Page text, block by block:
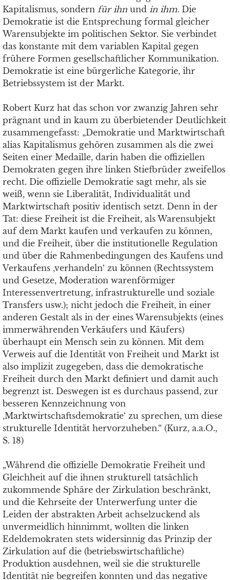
Kapitalismus, sondern für ihn und in ihm. Die
Demokratie ist die Entsprechung formal gleicher
Warensubjekte im politischen Sektor. Sie verbindet
das konstante mit dem variablen Kapital gegen
frühere Formen gesellschaftlicher Kommunikation.
Demokratie ist eine bürgerliche Kategorie, ihr
Betriebssystem ist der Markt.
Robert Kurz hat das schon vor zwanzig Jahren sehr
prägnant und in kaum zu überbietender Deutlichkeit
zusammengefasst: „Demokratie und Marktwirtschaft
alias Kapitalismus gehören zusammen als die zwei
Seiten einer Medaille, darin haben die offiziellen
Demokraten gegen ihre linken Stiefbrüder zweifellos
recht. Die offizielle Demokratie sagt mehr, als sie
weiß, wenn sie Liberalität, Individualität und
Marktwirtschaft positiv identisch setzt. Denn in der
Tat: diese Freiheit ist die Freiheit, als Warensubjekt
auf dem Markt kaufen und verkaufen zu können,
und die Freiheit, über die institutionelle Regulation
und über die Rahmenbedingungen des Kaufens und
Verkaufens ‚verhandeln‘ zu können (Rechtssystem
und Gesetze, Moderation warenförmiger
Interessenvertretung, infrastrukturelle und soziale
Transfers usw.); nicht jedoch die Freiheit, in einer
anderen Gestalt als in der eines Warensubjekts (eines
immerwährenden Verkäufers und Käufers)
überhaupt ein Mensch sein zu können. Mit dem
Verweis auf die Identität von Freiheit und Markt ist
also implizit zugegeben, dass die demokratische
Freiheit durch den Markt definiert und damit auch
begrenzt ist. Deswegen ist es durchaus passend, zur
besseren Kennzeichnung von
‚Marktwirtschaftsdemokratie‘ zu sprechen, um diese
strukturelle Identität hervorzuheben.“ (Kurz, a.a.O.,
S. 18)
„Während die offizielle Demokratie Freiheit und
Gleichheit auf die ihnen strukturell tatsächlich
zukommende Sphäre der Zirkulation beschränkt,
und die Kehrseite der Unterwerfung unter die
Leiden der abstrakten Arbeit achselzuckend als
unvermeidlich hinnimmt, wollten die linken
Edeldemokraten stets widersinnig das Prinzip der
Zirkulation auf die (betriebswirtschaftliche)
Produktion ausdehnen, weil sie die strukturelle
Identität nie begreifen konnten und das negative